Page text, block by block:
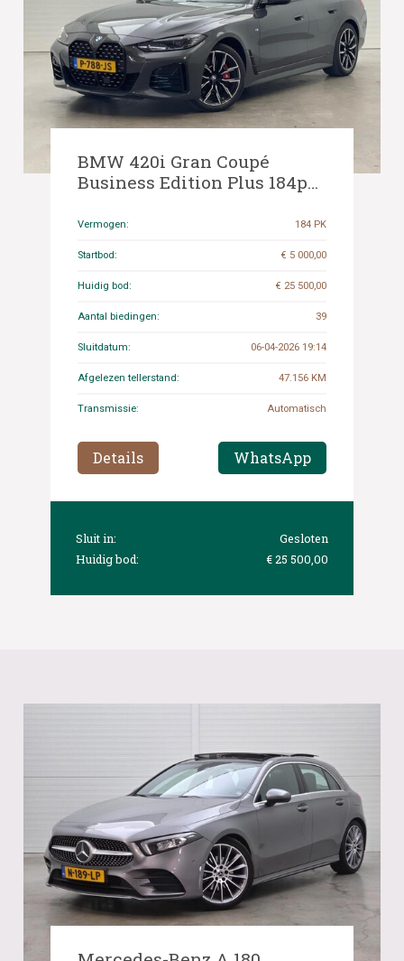
BMW 420i Gran Coupé
Business Edition Plus 184pk
P-788-JS
Vermogen: 184 PK
Startbod: € 5 000,00
Huidig bod: € 25 500,00
Aantal biedingen: 39
Sluitdatum: 06-04-2026 19:14
Afgelezen tellerstand: 47.156 KM
Transmissie: Automatisch
Details WhatsApp
Sluit in:
Gesloten
Huidig bod:
€ 25 500,00